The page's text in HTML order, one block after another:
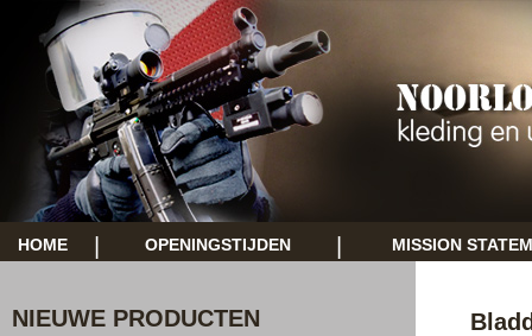
HOME OPENINGSTIJDEN MISSION
NIEUWE PRODUCTEN